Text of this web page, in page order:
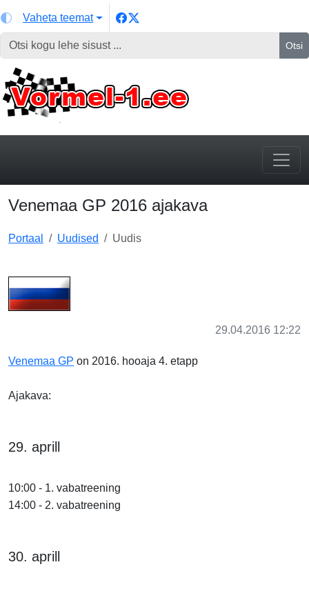
Vaheta teemat
Otsi
Venemaa GP 2016 ajakava
Portaal Uudised Uudis
29.04.2016 12:22
Venemaa GP on 2016. hooaja 4. etapp
Ajakava:
29. aprill
10:00 - 1. vabatreening
14:00 - 2. vabatreening
30. aprill